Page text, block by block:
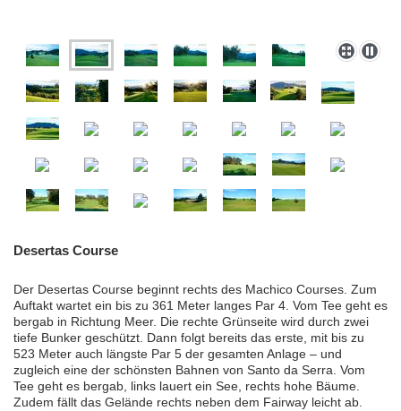
Desertas Course
Der Desertas Course beginnt rechts des Machico Courses. Zum
Auftakt wartet ein bis zu 361 Meter langes Par 4. Vom Tee geht es
bergab in Richtung Meer. Die rechte Grünseite wird durch zwei
tiefe Bunker geschützt. Dann folgt bereits das erste, mit bis zu
523 Meter auch längste Par 5 der gesamten Anlage – und
zugleich eine der schönsten Bahnen von Santo da Serra. Vom
Tee geht es bergab, links lauert ein See, rechts hohe Bäume.
Zudem fällt das Gelände rechts neben dem Fairway leicht ab.